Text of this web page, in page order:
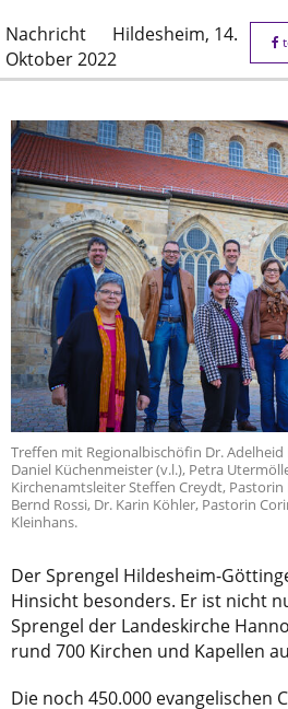
Nachricht Hildesheim, 14.
Oktober 2022
Treffen mit Regionalbischöfin Dr. Adelheid
Daniel Küchenmeister (v.l.), Petra
Kirchenamtsleiter Steffen Creydt,
Bernd Rossi, Dr. Karin Köhler, Pastorin
Kleinhans.
Der Sprengel Hildesheim-
Hinsicht besonders. Er ist nicht
Sprengel der Landeskirche
rund 700 Kirchen und Kapellen
Die noch 450.000 evangelischen